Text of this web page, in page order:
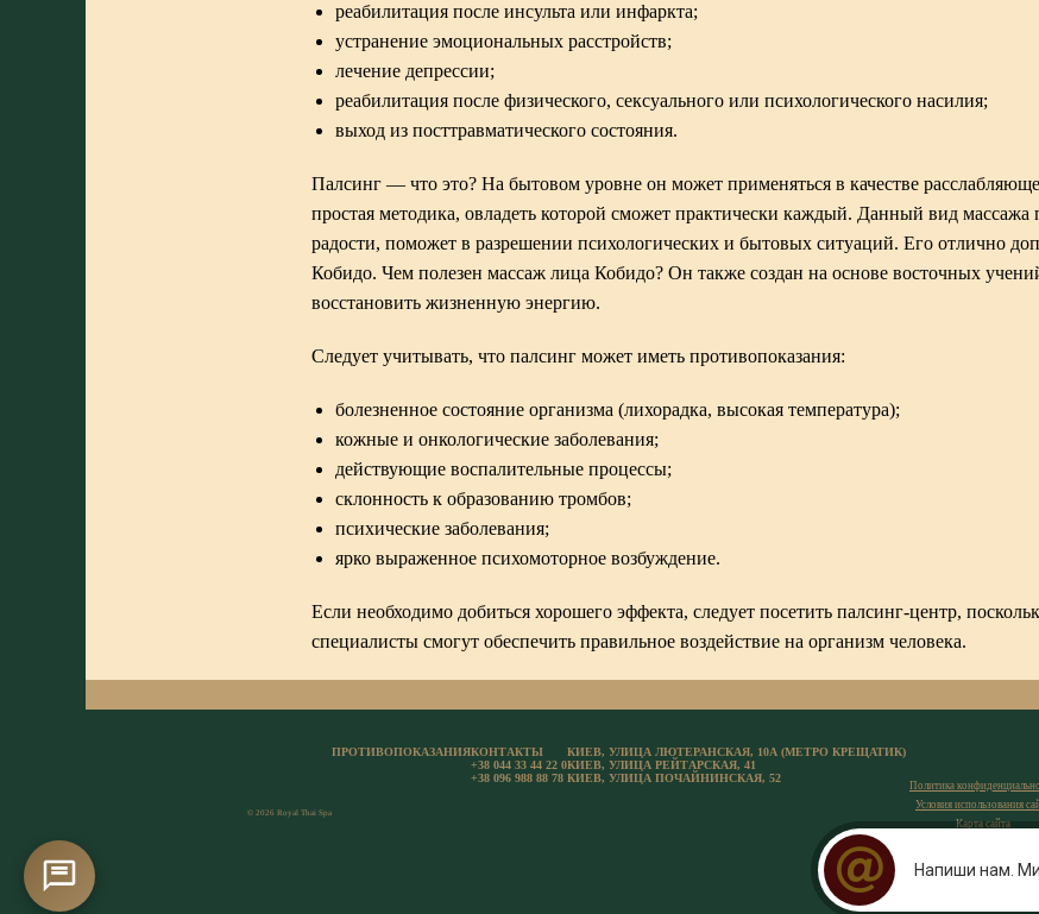
реабилитация после инсульта или инфаркта;
устранение эмоциональных расстройств;
лечение депрессии;
реабилитация после физического, сексуального или психологического насилия;
выход из посттравматического состояния.
Палсинг — что это? На бытовом уровне он может применяться в качестве
простая методика, овладеть которой сможет практически каждый. Данный вид массажа
радости, поможет в разрешении психологических и бытовых ситуаций. Его отлично
Кобидо. Чем полезен массаж лица Кобидо? Он также создан на основе восточных
восстановить жизненную энергию.
Следует учитывать, что палсинг может иметь противопоказания:
болезненное состояние организма (лихорадка, высокая температура);
кожные и онкологические заболевания;
действующие воспалительные процессы;
склонность к образованию тромбов;
психические заболевания;
ярко выраженное психомоторное возбуждение.
Если необходимо добиться хорошего эффекта, следует посетить палсинг-центр,
специалисты смогут обеспечить правильное воздействие на организм человека.
© 2026 Royal Thai Spa
ПРОТИВОПОКАЗАНИЯКОНТАКТЫ
+38 044 33 44 22 0
+38 096 988 88 78
КИЕВ, УЛИЦА ЛЮТЕРАНСКАЯ, 10А (МЕТРО КРЕЩАТИК)
КИЕВ, УЛИЦА РЕЙТАРСКАЯ, 41
КИЕВ, УЛИЦА ПОЧАЙНИНСКАЯ, 52
Политика
Условия использования
Карта сайта
Напиши нам. Ми